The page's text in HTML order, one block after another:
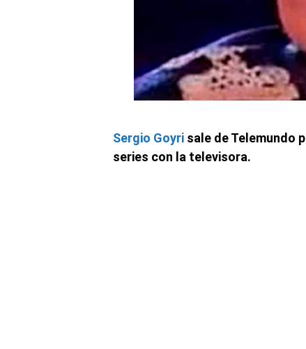
Sergio Goyri sale de Telemundo
series con la televisora.